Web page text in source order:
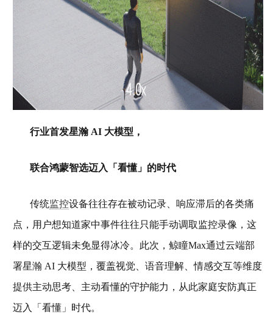
行业首发星瀚 AI 大模型，
联合鸿蒙智选迈入「看懂」的时代
传统监控设备往往存在被动记录、响应滞后的各类痛
点，用户想知道家中事件往往只能手动调取监控录像，这
样的交互逻辑未免显得冰冷。此次，鲸瞳Max通过云端部
署星瀚 AI 大模型，覆盖视觉、语音理解、情感交互等维度
提供主动思考、主动看懂的守护能力，从此家庭安防真正
迈入「看懂」时代。